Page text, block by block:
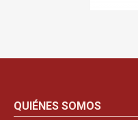
QUIÉNES SOMOS